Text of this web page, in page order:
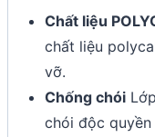
Chất liệu
chất liệu
vỡ.
Chống chói
chói độc